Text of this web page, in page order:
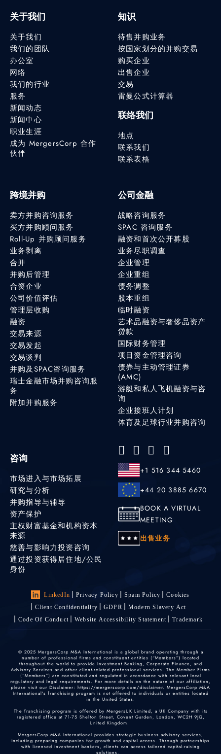
关于我们
关于我们
我们的团队
办公室
网络
我们的行业
服务
新闻动态
新闻中心
职业生涯
成为 MergersCorp 合作
伙伴
知识
待售并购业务
按国家划分的并购交易
购买企业
出售企业
交易
雷曼公式计算器
联络我们
地点
联系我们
联系表格
跨境并购
卖方并购咨询服务
买方并购顾问服务
Roll-Up 并购顾问服务
业务剥离
合并
并购后管理
合资企业
公司价值评估
管理层收购
融资
交易来源
交易发起
交易谈判
并购及SPAC咨询服务
瑞士金融市场并购咨询服
务
附加并购服务
公司金融
战略咨询服务
SPAC 咨询服务
融资和首次公开募股
业务尽职调查
企业管理
企业重组
债务调整
股本重组
临时融资
艺术品融资与奢侈品资产
贷款
国际财务管理
项目资金管理咨询
债券与主动管理证券
(AMC)
游艇和私人飞机融资与咨
询
企业接班人计划
体育及足球行业并购咨询
咨询
市场进入与市场拓展
研究与分析
并购指导与辅导
资产保护
主权财富基金和机构资本
来源
慈善与影响力投资咨询
通过投资获得居住地/公民
身份
+1 516 344 5460
+44 20 3885 6670
BOOK A VIRTUAL
MEETING
出售业务
LinkedIn Privacy Policy Spam Policy
Cookies
Client Confidentiality
GDPR
Modern Slavery Act
Code Of Conduct
Website Accessibility Statement Trademark
© 2025 MergersCorp M&A International is a global brand operating through a
number of professional firms and constituent entities (“Members”) located
throughout the world to provide Investment Banking, Corporate Finance, and
Advisory Services and other client-related professional services. The Member Firms
(“Members”) are constituted and regulated in accordance with relevant local
regulatory and legal requirements. For more details on the nature of our affiliation,
please visit our Disclaimer: https://mergerscorp.com/disclaimer. MergersCorp M&A
International's franchising program is not offered to individuals or entities located
in the United States.
The franchising program is offered by MergersUK Limited, a UK Company with its
registered office at 71-75 Shelton Street, Covent Garden, London, WC2H 9JQ,
United Kingdom.
MergersCorp M&A International provides strategic business advisory services,
including preparing companies for growth and capital access. Through partnerships
with licensed investment bankers, clients can access tailored capital-raising
solutions.